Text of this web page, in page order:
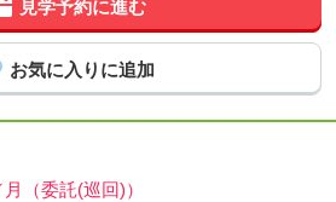
見学予約に進む
（委託(巡回)）